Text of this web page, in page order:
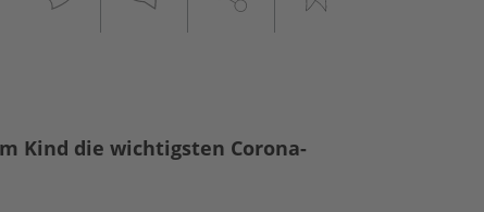
Kind die wichtigsten Corona-